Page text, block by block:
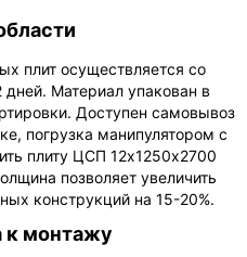
плит осуществляется со
Материал упакован в
Доступен самовывоз
погрузка манипулятором с
плиту ЦСП 12х1250х2700
позволяет увеличить
конструкций на 15-20%.
к монтажу